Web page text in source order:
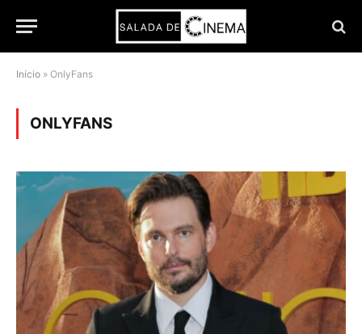
Início » OnlyFans
ONLYFANS